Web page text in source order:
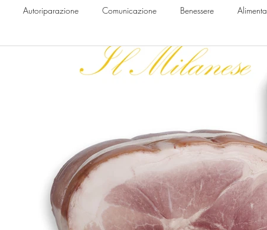
Autoriparazione Comunicazione Benessere
Impianti Idraulici Elettricisti
Speciale Natale Materie Plastiche
estetica Estetiste